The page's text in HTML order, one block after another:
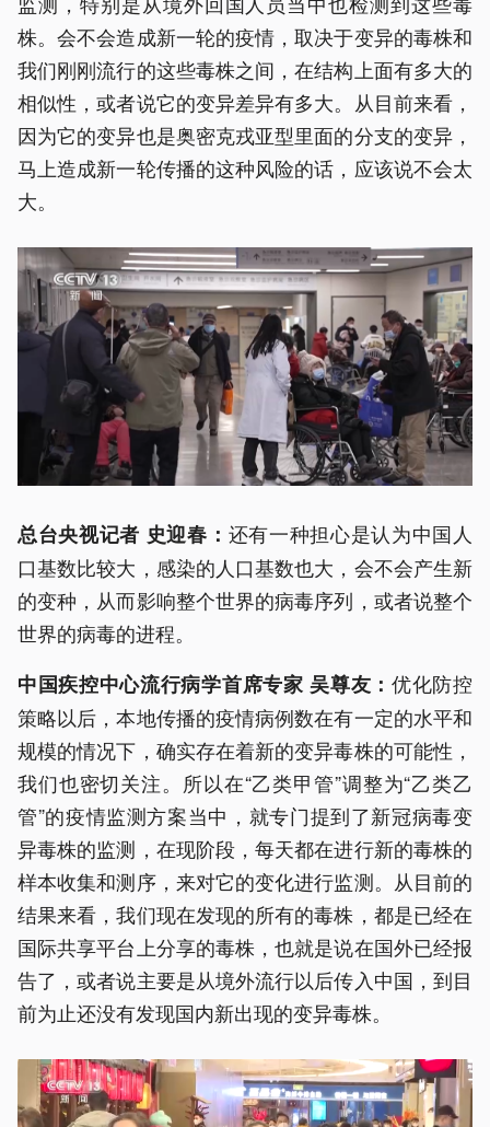
株。会不会造成新一轮的疫情，取决于变异的毒株和
我们刚刚流行的这些毒株之间，在结构上面有多大的
相似性，或者说它的变异差异有多大。从目前来看，
因为它的变异也是奥密克戎亚型里面的分支的变异，
马上造成新一轮传播的这种风险的话，应该说不会太
大。
总台央视记者 史迎春： 还有一种担心是认为中国人
口基数比较大，感染的人口基数也大，会不会产生新
的变种，从而影响整个世界的病毒序列，或者说整个
世界的病毒的进程。
中国疾控中心流行病学首席专家 吴尊友： 优化防控
策略以后，本地传播的疫情病例数在有一定的水平和
规模的情况下，确实存在着新的变异毒株的可能性，
我们也密切关注。所以在“乙类甲管”调整为“乙类乙
管”的疫情监测方案当中，就专门提到了新冠病毒变
异毒株的监测，在现阶段，每天都在进行新的毒株的
样本收集和测序，来对它的变化进行监测。从目前的
结果来看，我们现在发现的所有的毒株，都是已经在
国际共享平台上分享的毒株，也就是说在国外已经报
告了，或者说主要是从境外流行以后传入中国，到目
前为止还没有发现国内新出现的变异毒株。